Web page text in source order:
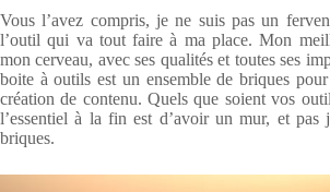
Vous l’avez compris, je ne suis pas un
l’outil qui va tout faire à ma place. Mon
mon cerveau, avec ses qualités et toutes ses
boite à outils est un ensemble de briques
création de contenu. Quels que soient vos
l’essentiel à la fin est d’avoir un mur, et pas
briques.